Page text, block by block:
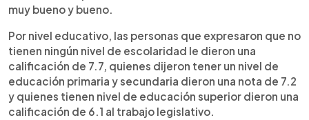
muy bueno y bueno.
Por nivel educativo, las personas que expresaron que no
tienen ningún nivel de escolaridad le dieron una
calificación de 7.7, quienes dijeron tener un nivel de
educación primaria y secundaria dieron una nota de 7.2
y quienes tienen nivel de educación superior dieron una
calificación de 6.1 al trabajo legislativo.